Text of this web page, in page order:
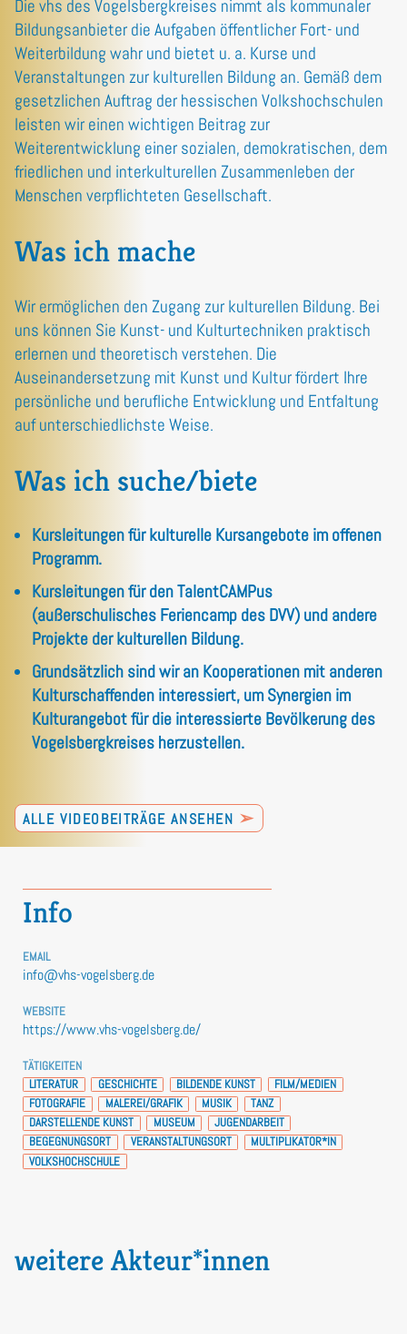
Die vhs des Vogelsbergkreises nimmt als kommunaler
Bildungsanbieter die Aufgaben öffentlicher Fort- und
Weiterbildung wahr und bietet u. a. Kurse und
Veranstaltungen zur kulturellen Bildung an. Gemäß dem
gesetzlichen Auftrag der hessischen Volkshochschulen
leisten wir einen wichtigen Beitrag zur
Weiterentwicklung einer sozialen, demokratischen, dem
friedlichen und interkulturellen Zusammenleben der
Menschen verpflichteten Gesellschaft.
Was ich mache
Wir ermöglichen den Zugang zur kulturellen Bildung. Bei
uns können Sie Kunst- und Kulturtechniken praktisch
erlernen und theoretisch verstehen. Die
Auseinandersetzung mit Kunst und Kultur fördert Ihre
persönliche und berufliche Entwicklung und Entfaltung
auf unterschiedlichste Weise.
Was ich suche/biete
Kursleitungen für kulturelle Kursangebote im offenen
Programm.
Kursleitungen für den TalentCAMPus
(außerschulisches Feriencamp des DVV) und andere
Projekte der kulturellen Bildung.
Grundsätzlich sind wir an Kooperationen mit anderen
Kulturschaffenden interessiert, um Synergien im
Kulturangebot für die interessierte Bevölkerung des
Vogelsbergkreises herzustellen.
ALLE VIDEOBEITRÄGE ANSEHEN ➢
Info
EMAIL
info@vhs-vogelsberg.de
WEBSITE
https://www.vhs-vogelsberg.de/
TÄTIGKEITEN
LITERATUR
GESCHICHTE BILDENDE KUNST
FILM/MEDIEN
FOTOGRAFIE
MALEREI/GRAFIK MUSIK
TANZ
DARSTELLENDE KUNST
MUSEUM
JUGENDARBEIT
BEGEGNUNGSORT
VERANSTALTUNGSORT
MULTIPLIKATOR*IN
VOLKSHOCHSCHULE
weitere Akteur*innen